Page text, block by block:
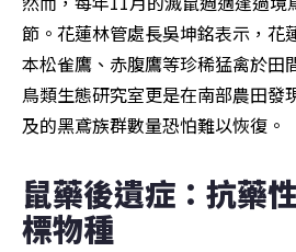
節。花蓮林管處長吳坤銘表示，花
本松雀鷹、赤腹鷹等珍稀猛禽於田
鳥類生態研究室更是在南部農田發
及的黑鳶族群數量恐怕難以恢復。
鼠藥後遺症：抗藥
標物種